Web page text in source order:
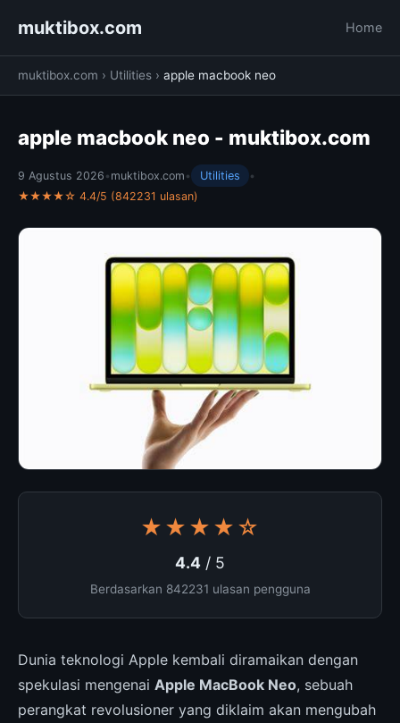
muktibox.com Home
muktibox.com › Utilities › apple macbook neo
apple macbook neo - muktibox.com
9 Agustus 2026 • muktibox.com • Utilities
•
★★★★☆ 4.4/5 (842231 ulasan)
★★★★☆
4.4 / 5
Berdasarkan 842231 ulasan pengguna
Dunia teknologi Apple kembali diramaikan dengan
spekulasi mengenai Apple MacBook Neo, sebuah
perangkat revolusioner yang diklaim akan mengubah